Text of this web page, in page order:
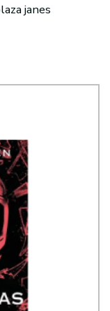
janes